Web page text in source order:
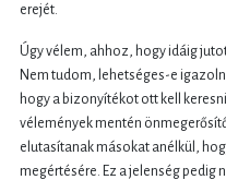
erejét.
Úgy vélem, ahhoz, hogy idáig
Nem tudom, lehetséges-e
hogy a bizonyítékot ott kell
vélemények mentén
elutasítanak másokat anélkül,
megértésére. Ez a jelenség pedig